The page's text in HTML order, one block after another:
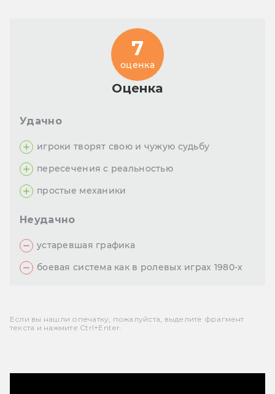
Оценка
7
оценка
Удачно
игроки творят свою и чужую судьбу
пересечения с реальностью
простые механики
Неудачно
устаревшая графика
боевая система как в ролевых играх 1980-х
Если вы нашли опечатку, пожалуйста, выделите фрагмент
текста и нажмите Ctrl+Enter.